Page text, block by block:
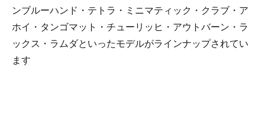
ンブルーハンド・テトラ・ミニマティック・クラブ・ア
ホイ・タンゴマット・チューリッヒ・アウトバーン・ラ
ックス・ラムダといったモデルがラインナップされてい
ます